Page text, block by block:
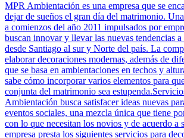
MPR Ambientación es una empresa que se
dejar de sueños el gran día del matrimonio.
a comienzos del año 2011 impulsados por
buscan innovar y llevar las nuevas tendencias
desde Santiago al sur y Norte del país. La
elaborar decoraciones modernas, además de
que se basa en ambientaciones en techos y
sabe cómo incorporar varios elementos para
conjunta del matrimonio sea
Ambientación busca satisfacer ideas nuevas
eventos sociales, una mezcla única que tiene
con lo que necesitan los novios y de acuerdo a
empresa presta los siguientes servicios para